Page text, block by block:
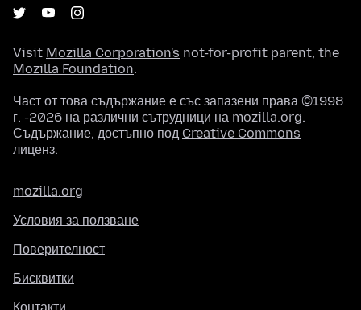
Visit Mozilla Corporation's not-for-profit parent, the
Mozilla Foundation.
Част от това съдържание е със запазени права ©1998
г. -2026 на различни сътрудници на mozilla.org.
Съдържание, достъпно под Creative Commons
лиценз.
mozilla.org
Условия за ползване
Поверителност
Бисквитки